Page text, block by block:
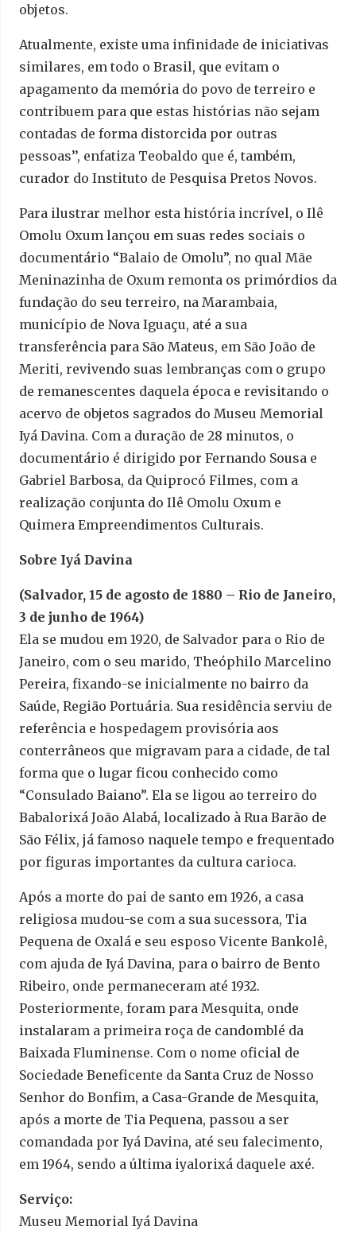
objetos.
Atualmente, existe uma infinidade de iniciativas
similares, em todo o Brasil, que evitam o
apagamento da memória do povo de terreiro e
contribuem para que estas histórias não sejam
contadas de forma distorcida por outras
pessoas’’, enfatiza Teobaldo que é, também,
curador do Instituto de Pesquisa Pretos Novos.
Para ilustrar melhor esta história incrível, o Ilê
Omolu Oxum lançou em suas redes sociais o
documentário “Balaio de Omolu”, no qual Mãe
Meninazinha de Oxum remonta os primórdios da
fundação do seu terreiro, na Marambaia,
município de Nova Iguaçu, até a sua
transferência para São Mateus, em São João de
Meriti, revivendo suas lembranças com o grupo
de remanescentes daquela época e revisitando o
acervo de objetos sagrados do Museu Memorial
Iyá Davina. Com a duração de 28 minutos, o
documentário é dirigido por Fernando Sousa e
Gabriel Barbosa, da Quiprocó Filmes, com a
realização conjunta do Ilê Omolu Oxum e
Quimera Empreendimentos Culturais.
Sobre Iyá Davina
(Salvador, 15 de agosto de 1880 – Rio de Janeiro,
3 de junho de 1964)
Ela se mudou em 1920, de Salvador para o Rio de
Janeiro, com o seu marido, Theóphilo Marcelino
Pereira, fixando-se inicialmente no bairro da
Saúde, Região Portuária. Sua residência serviu de
referência e hospedagem provisória aos
conterrâneos que migravam para a cidade, de tal
forma que o lugar ficou conhecido como
“Consulado Baiano”. Ela se ligou ao terreiro do
Babalorixá João Alabá, localizado à Rua Barão de
São Félix, já famoso naquele tempo e frequentado
por figuras importantes da cultura carioca.
Após a morte do pai de santo em 1926, a casa
religiosa mudou-se com a sua sucessora, Tia
Pequena de Oxalá e seu esposo Vicente Bankolê,
com ajuda de Iyá Davina, para o bairro de Bento
Ribeiro, onde permaneceram até 1932.
Posteriormente, foram para Mesquita, onde
instalaram a primeira roça de candomblé da
Baixada Fluminense. Com o nome oficial de
Sociedade Beneficente da Santa Cruz de Nosso
Senhor do Bonfim, a Casa-Grande de Mesquita,
após a morte de Tia Pequena, passou a ser
comandada por Iyá Davina, até seu falecimento,
em 1964, sendo a última iyalorixá daquele axé.
Serviço:
Museu Memorial Iyá Davina